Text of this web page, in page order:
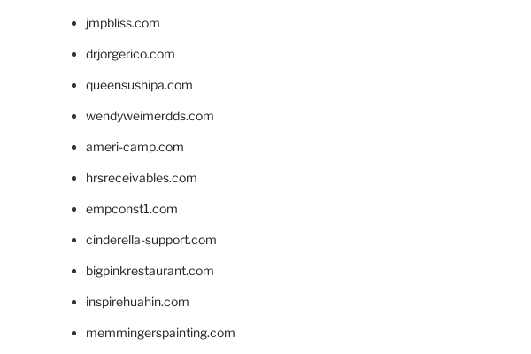
jmpbliss.com
drjorgerico.com
queensushipa.com
wendyweimerdds.com
ameri-camp.com
hrsreceivables.com
empconst1.com
cinderella-support.com
bigpinkrestaurant.com
inspirehuahin.com
memmingerspainting.com